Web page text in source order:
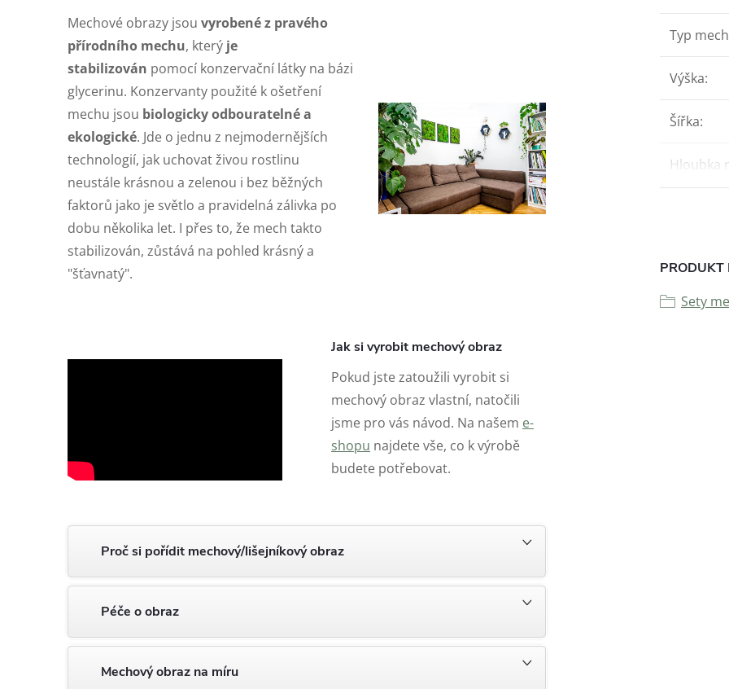
Mechové obrazy jsou vyrobené z pravého
přírodního mechu, který je
stabilizován pomocí konzervační látky na bázi
glycerinu. Konzervanty použité k ošetření
mechu jsou biologicky odbouratelné a
ekologické. Jde o jednu z nejmodernějších
technologií, jak uchovat živou rostlinu
neustále krásnou a zelenou i bez běžných
faktorů jako je světlo a pravidelná zálivka po
dobu několika let. I přes to, že mech takto
stabilizován, zůstává na pohled krásný a
"šťavnatý".
Jak si vyrobit mechový obraz
Pokud jste zatoužili vyrobit si
mechový obraz vlastní, natočili
jsme pro vás návod. Na našem e-
shopu najdete vše, co k výrobě
budete potřebovat.
Proč si pořídit mechový/lišejníkový obraz
Péče o obraz
Mechový obraz na míru
Typ
Výška:
Šířka:
Hloubka
PRODUKT
Sety